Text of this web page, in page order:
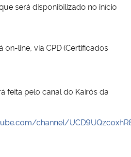
será disponibilizado no início
on-line, via CPD (Certificados
feita pelo canal do Kairós da
channel/